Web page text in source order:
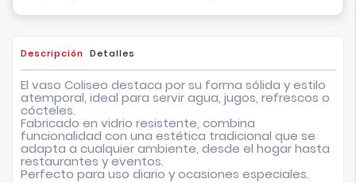
Descripción Detalles
El vaso Coliseo destaca por su forma sólida y estilo
atemporal, ideal para servir agua, jugos, refrescos o
cócteles.
Fabricado en vidrio resistente, combina
funcionalidad con una estética tradicional que se
adapta a cualquier ambiente, desde el hogar hasta
restaurantes y eventos.
Perfecto para uso diario y ocasiones especiales.